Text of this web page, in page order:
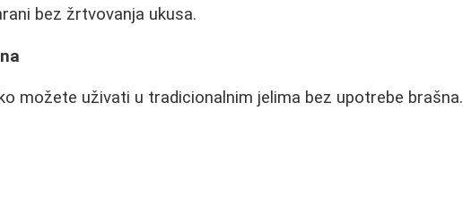
bez žrtvovanja ukusa.
možete uživati u tradicionalnim jelima bez upotrebe brašna.